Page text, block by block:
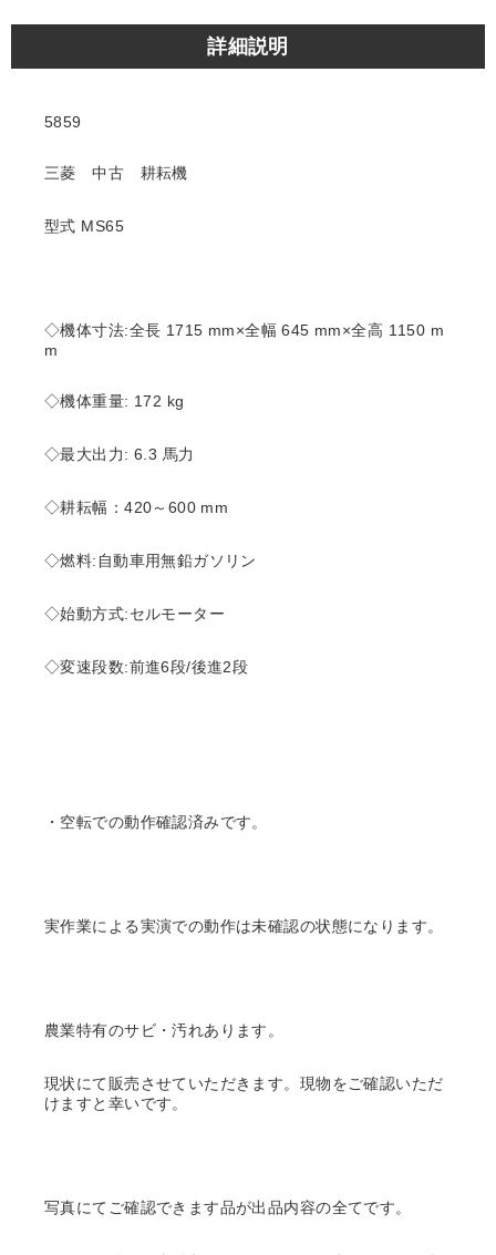
詳細説明
5859
三菱 中古 耕耘機
型式 MS65
◇機体寸法:全長 1715 mm×全幅 645 mm×全高 1150 m
m
◇機体重量: 172 kg
◇最大出力: 6.3 馬力
◇耕耘幅：420～600 mm
◇燃料:自動車用無鉛ガソリン
◇始動方式:セルモーター
◇変速段数:前進6段/後進2段
・空転での動作確認済みです。
実作業による実演での動作は未確認の状態になります。
農業特有のサビ・汚れあります。
現状にて販売させていただきます。現物をご確認いただ
けますと幸いです。
写真にてご確認できます品が出品内容の全てです。